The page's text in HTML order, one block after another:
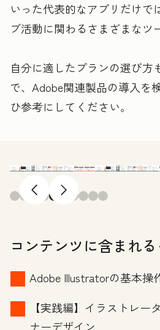
いった代表的なアプリだけで
ブ活動に関わるさまざまなツ
自分に適したプランの選び方
で、Adobe関連製品の導入を
ひ参考にしてください。
前へ 次へ
コンテンツに含まれる
Adobe Illustratorの基本操
【実践編】イラストレー
ナーデザイン